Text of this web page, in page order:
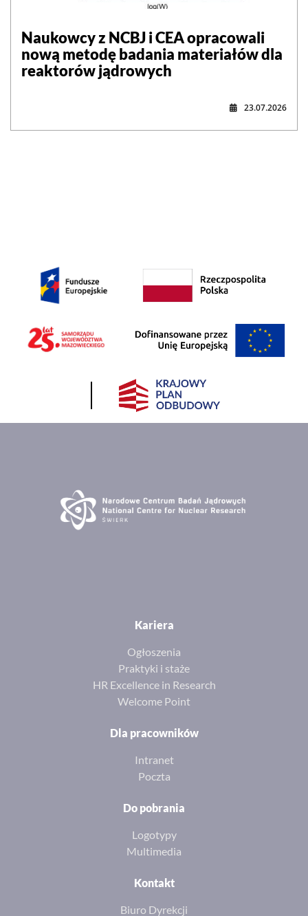
Naukowcy z NCBJ i CEA opracowali
nową metodę badania materiałów dla
reaktorów jądrowych
23.07.2026
Kariera
Ogłoszenia
Praktyki i staże
HR Excellence in Research
Welcome Point
Dla pracowników
Intranet
Poczta
Do pobrania
Logotypy
Multimedia
Kontakt
Biuro Dyrekcji